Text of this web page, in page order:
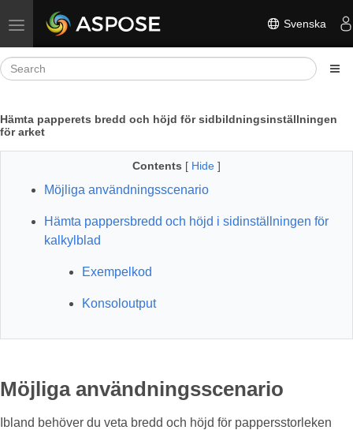
Toggle navigation Svenska
Hämta papperets bredd och höjd för sidbildningsinställningen
för arket
Contents [ Hide ]
Möjliga användningsscenario
Hämta pappersbredd och höjd i sidinställningen för
kalkylblad
Exempelkod
Konsoloutput
Möjliga användningsscenario
Ibland behöver du veta bredd och höjd för pappersstorleken